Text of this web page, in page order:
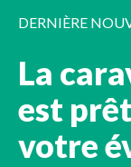
DERNIÈRE
La
est
votre